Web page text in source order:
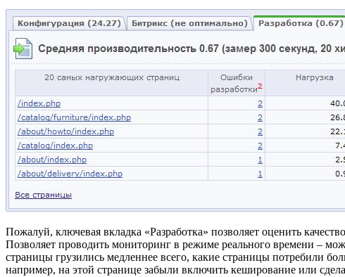
Пожалуй, ключевая вкладка «Разработка» позволяет оценить
Позволяет проводить мониторинг в режиме реального времени –
страницы грузились медленнее всего, какие страницы потребили
например, на этой странице забыли включить кеширование или